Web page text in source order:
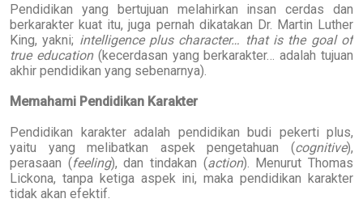
Pendidikan yang bertujuan melahirkan insan cerdas dan
berkarakter kuat itu, juga pernah dikatakan Dr. Martin Luther
King, yakni; intelligence plus character… that is the goal of
true education(kecerdasan yang berkarakter… adalah tujuan
akhir pendidikan yang sebenarnya).
Memahami Pendidikan Karakter
Pendidikan karakter adalah pendidikan budi pekerti plus,
yaitu yang melibatkan aspek pengetahuan (cognitive),
perasaan (feeling), dan tindakan (action). Menurut Thomas
Lickona, tanpa ketiga aspek ini, maka pendidikan karakter
tidak akan efektif.